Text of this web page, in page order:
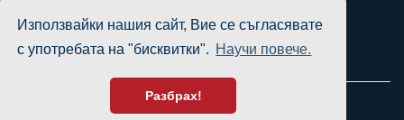
Използвайки нашия сайт, Вие се съгласявате
с употребата на "бисквитки". Научи повече.
Разбрах!